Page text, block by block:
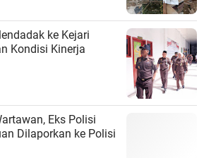
ke Kejari
Kondisi Kinerja
Eks Polisi
Dilaporkan ke Polisi